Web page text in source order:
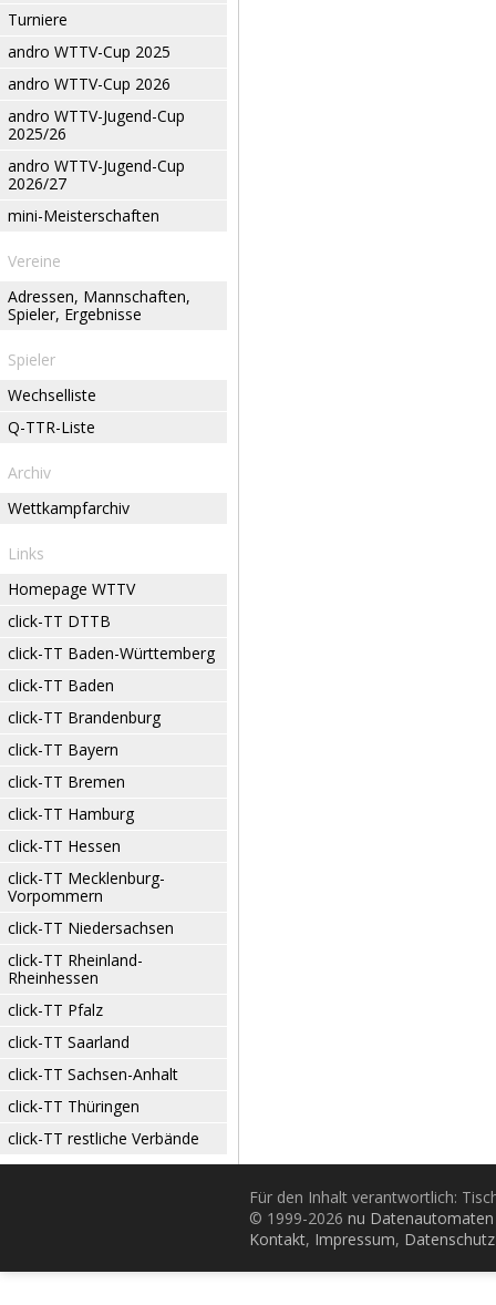
Turniere
andro WTTV-Cup 2025
andro WTTV-Cup 2026
andro WTTV-Jugend-Cup
2025/26
andro WTTV-Jugend-Cup
2026/27
mini-Meisterschaften
Vereine
Adressen, Mannschaften,
Spieler, Ergebnisse
Spieler
Wechselliste
Q-TTR-Liste
Archiv
Wettkampfarchiv
Links
Homepage WTTV
click-TT DTTB
click-TT Baden-Württemberg
click-TT Baden
click-TT Brandenburg
click-TT Bayern
click-TT Bremen
click-TT Hamburg
click-TT Hessen
click-TT Mecklenburg-
Vorpommern
click-TT Niedersachsen
click-TT Rheinland-
Rheinhessen
click-TT Pfalz
click-TT Saarland
click-TT Sachsen-Anhalt
click-TT Thüringen
click-TT restliche Verbände
Für den Inhalt verantwortlich:
© 1999-2026 nu
Kontakt, Impressum, Datenschutz